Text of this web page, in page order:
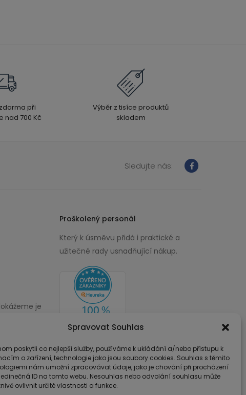
Spravovat Souhlas
poskytli co nejlepší služby, používáme k ukládání a/nebo přístupu k
o zařízení, technologie jako jsou soubory cookies. Souhlas s těmito
nám umožní zpracovávat údaje, jako je chování při procházení
ID na tomto webu. Nesouhlas nebo odvolání souhlasu může
ovlivnit určité vlastnosti a funkce.
při
nad 700 Kč
Výběr z tisíce produktů
skladem
Sledujte nás:
je
000
Proškolený personál
Který k úsměvu přidá i praktické a
užitečné rady usnadňující nákup.